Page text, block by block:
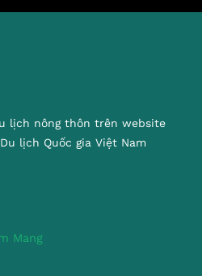
lịch nông thôn trên website
lịch Quốc gia Việt Nam